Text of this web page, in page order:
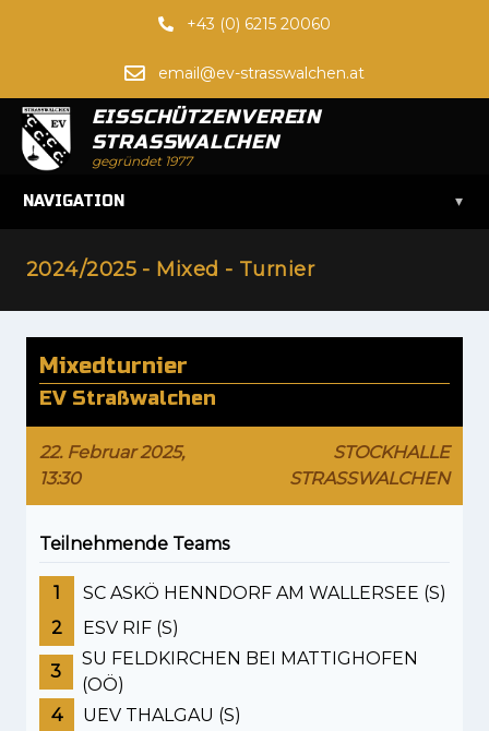
+43 (0) 6215 20060
email@ev-strasswalchen.at
EISSCHÜTZENVEREIN
STRASSWALCHEN
gegründet 1977
NAVIGATION ▾
2024/2025 - Mixed - Turnier
Mixedturnier
EV Straßwalchen
22. Februar 2025,
13:30
STOCKHALLE
STRASSWALCHEN
Teilnehmende Teams
1
SC ASKÖ HENNDORF AM WALLERSEE (S)
2
ESV RIF (S)
3
SU FELDKIRCHEN BEI MATTIGHOFEN
(OÖ)
4
UEV THALGAU (S)